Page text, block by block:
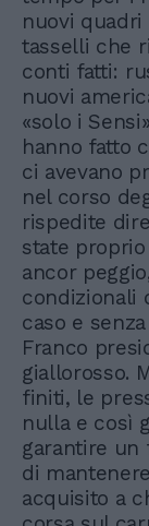
nuovi
tasselli che
conti fatti:
nuovi
«solo i
hanno fatto
ci avevano
nel corso
rispedite
state
ancor
condizionali
caso e
Franco
giallorosso.
finiti, le
nulla e così
garantire un
di
acquisito a